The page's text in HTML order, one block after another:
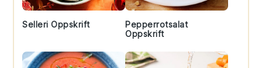
Selleri Oppskrift
Pepperrotsalat
Oppskrift